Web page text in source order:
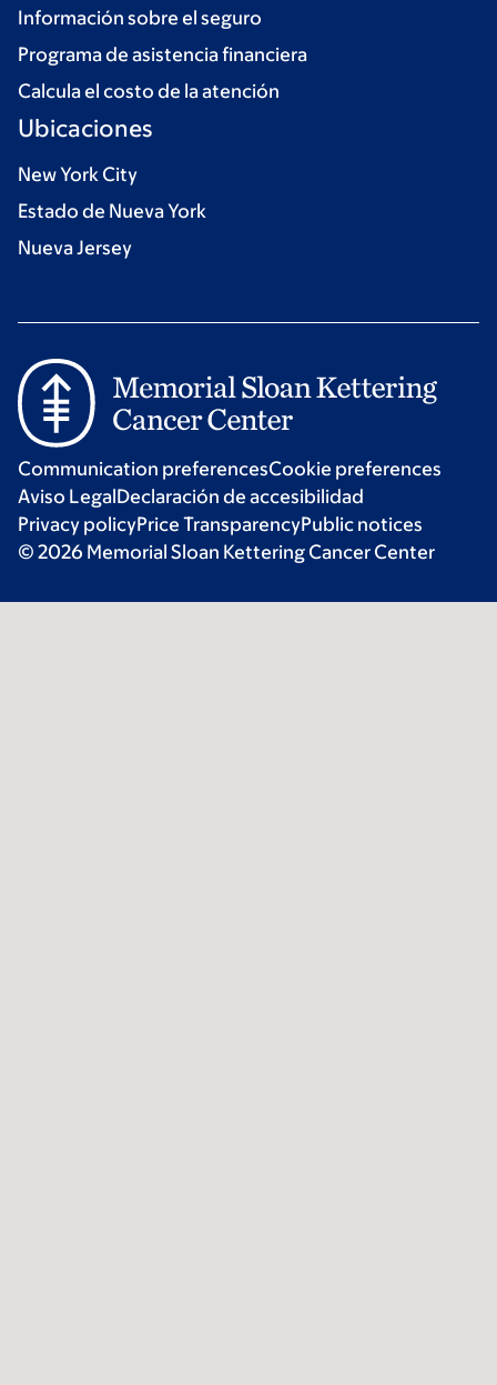
Información sobre el seguro
Programa de asistencia financiera
Calcula el costo de la atención
Ubicaciones
New York City
Estado de Nueva York
Nueva Jersey
Communication preferencesCookie preferences
Aviso LegalDeclaración de accesibilidad
Privacy policyPrice TransparencyPublic notices
© 2026 Memorial Sloan Kettering Cancer Center